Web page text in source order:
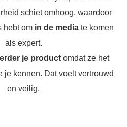
schiet omhoog, waardoor
hebt om in de media te komen
als expert.
je product omdat ze het
je kennen. Dat voelt vertrouwd
en veilig.